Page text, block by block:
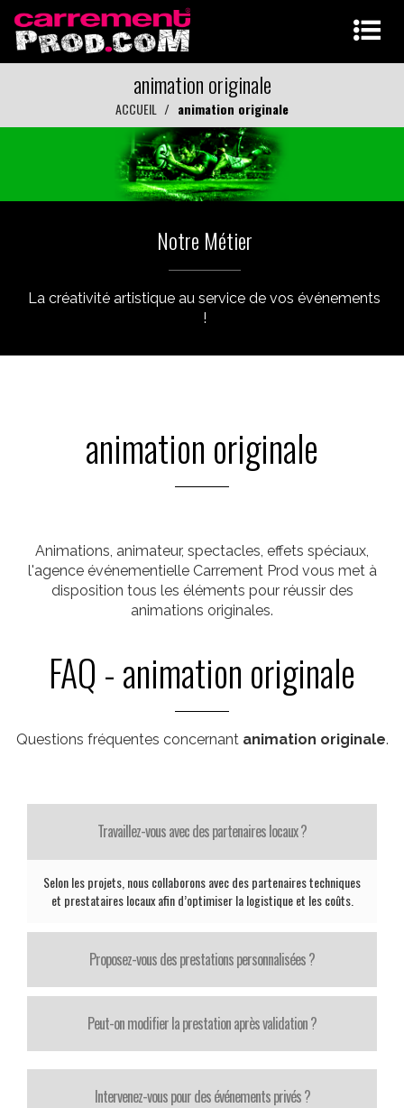
animation originale
ACCUEIL animation originale
Notre Métier
La créativité artistique au service de vos événements
!
animation originale
Animations, animateur, spectacles, effets spéciaux,
l'agence événementielle Carrement Prod vous met à
disposition tous les éléments pour réussir des
animations originales.
FAQ - animation originale
Questions fréquentes concernant animation originale.
Travaillez-vous avec des partenaires locaux ?
Selon les projets, nous collaborons avec des partenaires techniques
et prestataires locaux afin d’optimiser la logistique et les coûts.
Proposez-vous des prestations personnalisées ?
Peut-on modifier la prestation après validation ?
Intervenez-vous pour des événements privés ?